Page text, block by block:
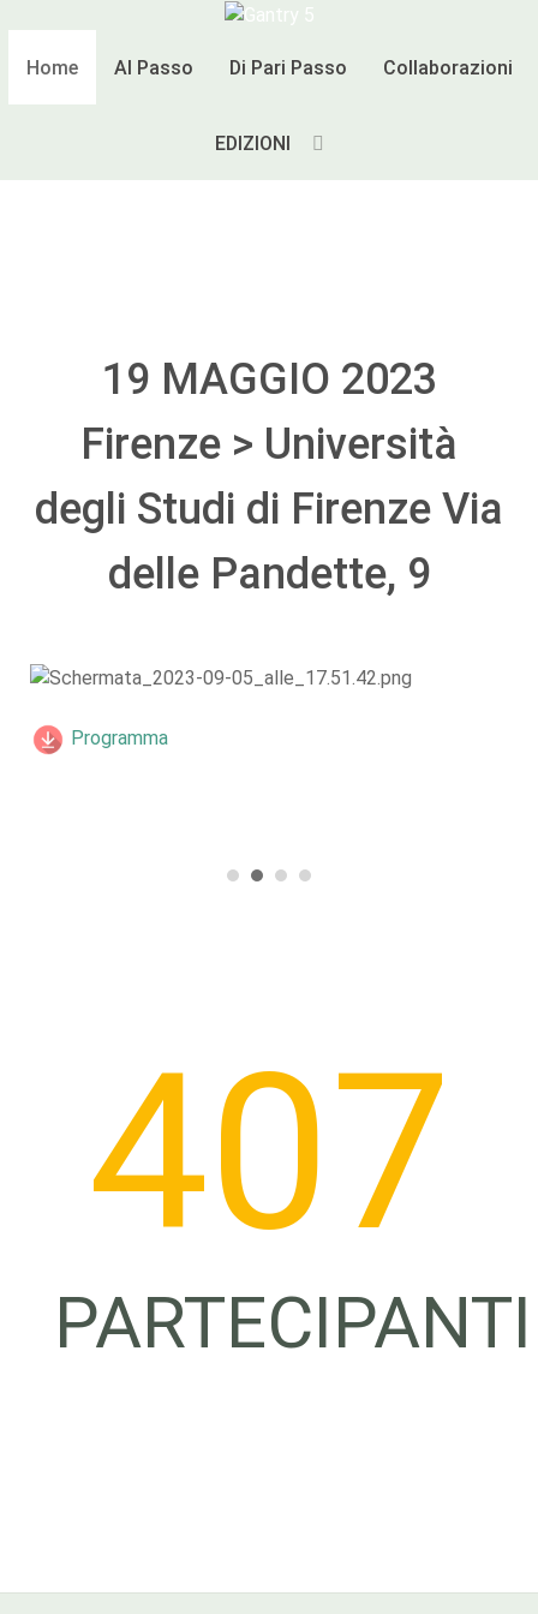
Home Al Passo Di Pari Passo Collaborazioni
EDIZIONI
19 MAGGIO 2023
Firenze > Università
degli Studi di Firenze Via
delle Pandette, 9
Programma
408
PARTECIPANTI